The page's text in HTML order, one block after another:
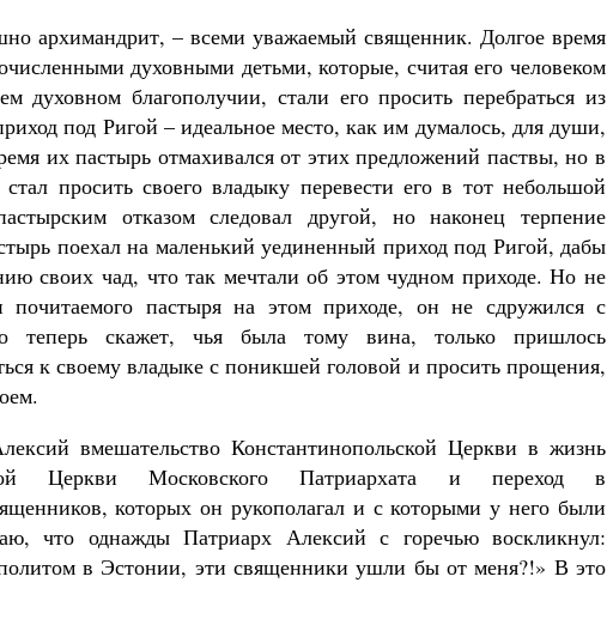
архимандрит, – всеми уважаемый священник. Долгое время
духовными детьми, которые, считая его человеком
духовном благополучии, стали его просить перебраться из
под Ригой – идеальное место, как им думалось, для души,
их пастырь отмахивался от этих предложений паствы, но в
просить своего владыку перевести его в тот небольшой
отказом следовал другой, но наконец терпение
поехал на маленький уединенный приход под Ригой, дабы
своих чад, что так мечтали об этом чудном приходе. Но не
почитаемого пастыря на этом приходе, он не сдружился с
теперь скажет, чья была тому вина, только пришлось
к своему владыке с поникшей головой и просить прощения,
вмешательство Константинопольской Церкви в жизнь
Церкви Московского Патриархата и переход в
которых он рукополагал и с которыми у него были
что однажды Патриарх Алексий с горечью воскликнул:
в Эстонии, эти священники ушли бы от меня?!» В это